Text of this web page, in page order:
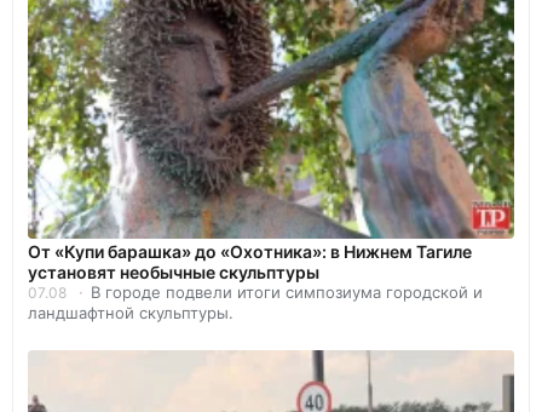
От «Купи барашка» до «Охотника»: в Нижнем Тагиле
установят необычные скульптуры
07.08
В городе подвели итоги симпозиума городской и
ландшафтной скульптуры.